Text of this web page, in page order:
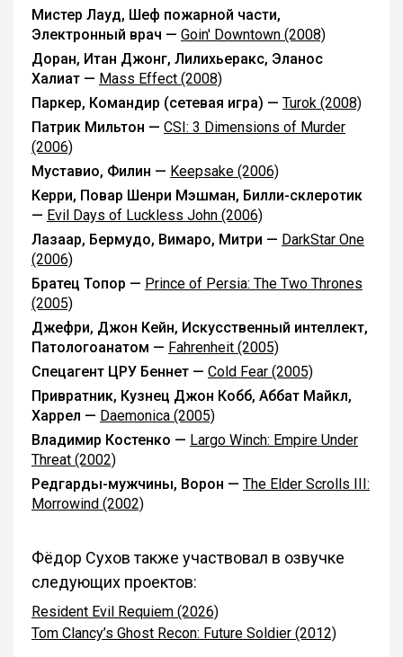
Мистер Лауд, Шеф пожарной части,
Электронный врач — Goin' Downtown (2008)
Доран, Итан Джонг, Лилихьеракс, Эланос
Халиат — Mass Effect (2008)
Паркер, Командир (сетевая игра) — Turok (2008)
Патрик Мильтон — CSI: 3 Dimensions of Murder
(2006)
Муставио, Филин — Keepsake (2006)
Керри, Повар Шенри Мэшман, Билли-склеротик
— Evil Days of Luckless John (2006)
Лазаар, Бермудо, Вимаро, Митри — DarkStar One
(2006)
Братец Топор — Prince of Persia: The Two Thrones
(2005)
Джефри, Джон Кейн, Искусственный интеллект,
Патологоанатом — Fahrenheit (2005)
Спецагент ЦРУ Беннет — Cold Fear (2005)
Привратник, Кузнец Джон Кобб, Аббат Майкл,
Харрел — Daemonica (2005)
Владимир Костенко — Largo Winch: Empire Under
Threat (2002)
Редгарды-мужчины, Ворон — The Elder Scrolls III:
Morrowind (2002)
Фёдор Сухов также участвовал в озвучке
следующих проектов:
Resident Evil Requiem (2026)
Tom Clancy’s Ghost Recon: Future Soldier (2012)